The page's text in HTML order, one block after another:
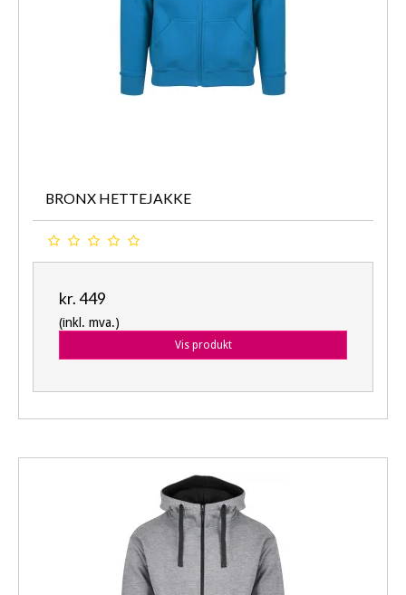
BRONX HETTEJAKKE
kr. 449
(inkl. mva.)
Vis produkt